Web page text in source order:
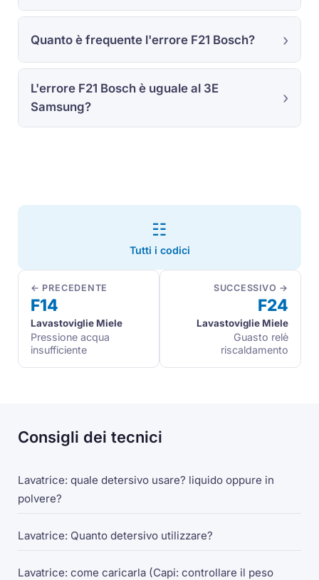
Quanto è frequente l'errore F21 Bosch?
L'errore F21 Bosch è uguale al 3E
Samsung?
← PRECEDENTE
F14
Lavastoviglie Miele
Pressione acqua
insufficiente
☷
Tutti i codici
SUCCESSIVO →
F24
Lavastoviglie Miele
Guasto relè
riscaldamento
Consigli dei tecnici
Lavatrice: quale detersivo usare? liquido oppure in
polvere?
Lavatrice: Quanto detersivo utilizzare?
Lavatrice: come caricarla (Capi: controllare il peso